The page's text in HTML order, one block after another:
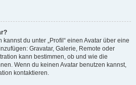
du unter „Profil“ einen Avatar über eine
Gravatar, Galerie, Remote oder
kann bestimmen, ob und wie die
Wenn du keinen Avatar benutzen kannst,
kontaktieren.